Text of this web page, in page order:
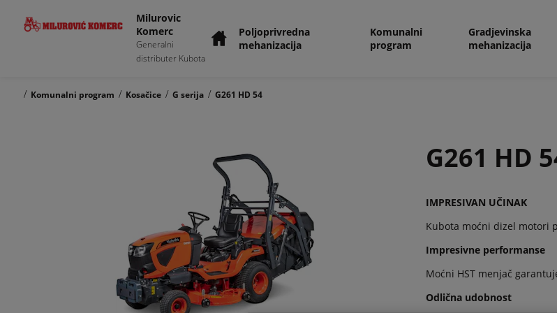
Milurovic
Komerc
Generalni
distributer Kubota
Poljoprivredna
mehanizacija
Komunalni
program
Gradjevinska
mehanizacija
/ Komunalni program / Kosačice / G serija / G261 HD 54
G261 HD
IMPRESIVAN UČINAK
Kubota moćni dizel motori
Impresivne performanse
Moćni HST menjač
Odlična udobnost